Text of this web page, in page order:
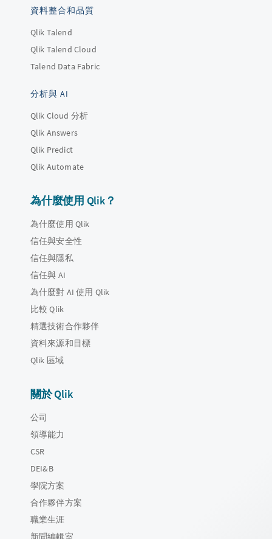
資料整合和品質
Qlik Talend
Qlik Talend Cloud
Talend Data Fabric
分析與 AI
Qlik Cloud 分析
Qlik Answers
Qlik Predict
Qlik Automate
為什麼使用 Qlik？
為什麼使用 Qlik
信任與安全性
信任與隱私
信任與 AI
為什麼對 AI 使用 Qlik
比較 Qlik
精選技術合作夥伴
資料來源和目標
Qlik 區域
關於 Qlik
公司
領導能力
CSR
DEI&B
學院方案
合作夥伴方案
職業生涯
新聞編輯室